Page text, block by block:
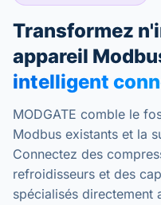
Transformez
appareil
intelligent
MODGATE comble le
Modbus existants et la
Connectez des
refroidisseurs et des
spécialisés directement